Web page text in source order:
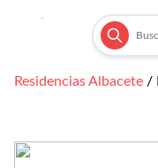
ResidenciasAlbacete /